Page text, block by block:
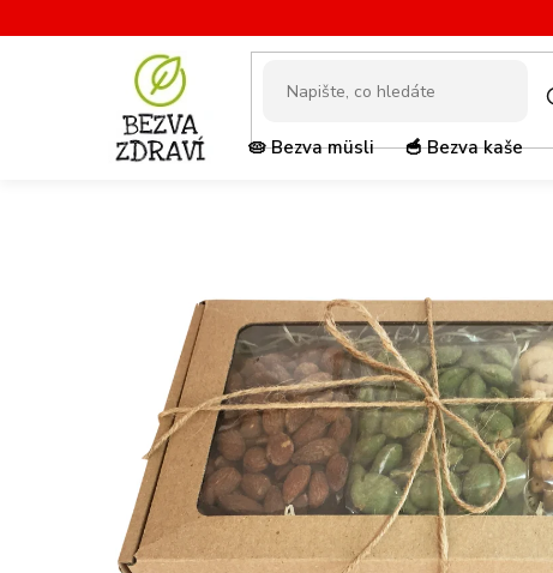
na
🥧 Bezva müsli 🥣 Bezva kaše